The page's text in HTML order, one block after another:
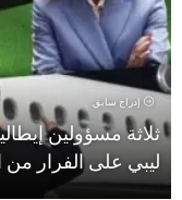
إدراج سابق
ثلاثة مسؤولين
ليبي على الفرار من